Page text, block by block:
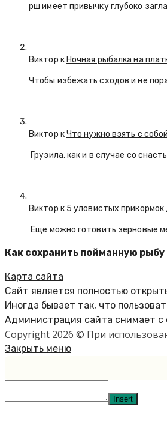
рш имеет привычку глубоко
Виктор к Ночная рыбалка на
Чтобы избежать сходов и не
Виктор кЧто нужно взять с
Грузила, как и в случае со
Виктор к 5 уловистых
Еще можно готовить зерновые
Как сохранить пойманную
Карта сайта
Сайт является полностью
Иногда бывает так, что
Администрация сайта снимает с
Copyright 2026 © При
Закрыть меню
Insert